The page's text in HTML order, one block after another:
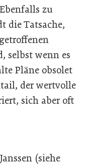
zu
die Tatsache,
selbst wenn es
Pläne obsolet
der wertvolle
sich aber oft
(siehe